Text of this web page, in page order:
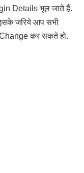
Details भूल जाते हैं.
जरिये आप सभी
कर सकते हो.